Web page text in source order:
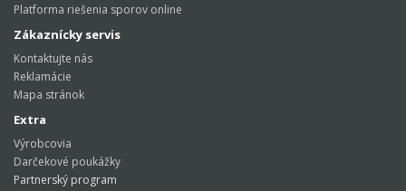
Platforma riešenia sporov online
Zákaznícky servis
Kontaktujte nás
Reklamácie
Mapa stránok
Extra
Výrobcovia
Darčekové poukážky
Partnerský program